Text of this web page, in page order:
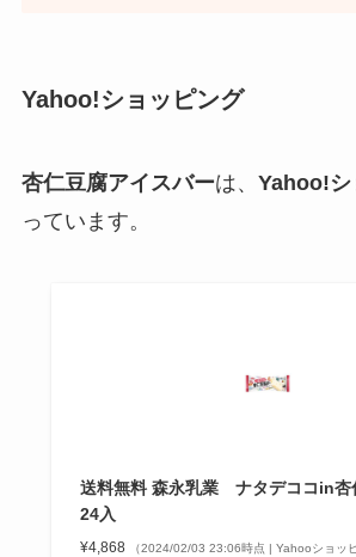
Yahoo!ショッピング
杏仁豆腐アイスバーは、 Yahoo!シ
っています。
送料無料 森永乳業 ナタデココin杏
24入
¥4,868 （2024/02/03 23:06時点 | Yahooショッ